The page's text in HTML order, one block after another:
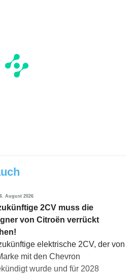
6. August 2026
2CV muss die
von Citroën verrückt
elektrische 2CV, der von
mit den Chevron
wurde und für 2028